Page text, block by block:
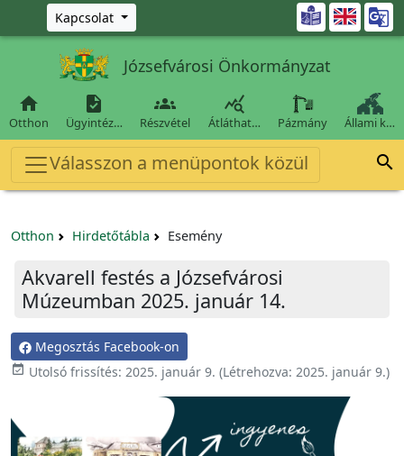
Ugrás a fő tartalomra
Kapcsolat 
Józsefvárosi Önkormányzat

Otthon

Ügyintéz…

Részvétel

Átláthat… Pázmány Állami k…
Válasszon a menüpontok közül 
Otthon Hirdetőtábla Esemény
Akvarell festés a Józsefvárosi
Múzeumban 2025. január 14.
Megosztás Facebook-on
 Utolsó frissítés: 2025. január 9. (Létrehozva: 2025. január 9.)